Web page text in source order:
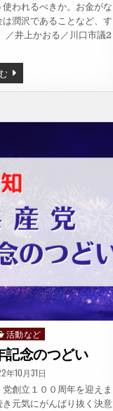
われるべきか。お金がな
潤沢であることなど、す
／井上かおる／川口市議2
安
心
し
べ
農
業
で
き
る
社
会
へ
井
上
か
る
演
説
活動など
記念のつどい
年10月31日
創立１００周年を迎えま
元気にがんばり抜く決意